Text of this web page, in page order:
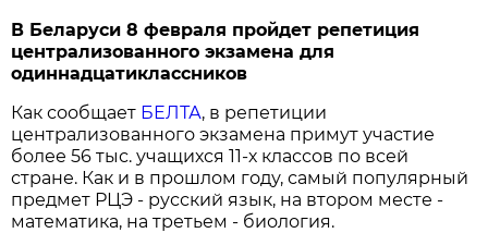
В Беларуси 8 февраля пройдет репетиция
централизованного экзамена для
одиннадцатиклассников
Как сообщает БЕЛТА, в репетиции
централизованного экзамена примут участие
более 56 тыс. учащихся 11-х классов по всей
стране. Как и в прошлом году, самый популярный
предмет РЦЭ - русский язык, на втором месте -
математика, на третьем - биология.